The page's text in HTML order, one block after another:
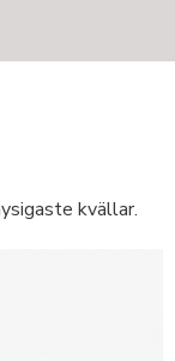
kvällar.